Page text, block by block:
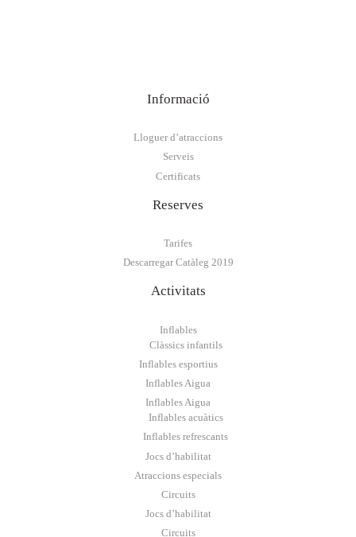
Informació
Lloguer d’atraccions
Serveis
Certificats
Reserves
Tarifes
Descarregar Catàleg 2019
Activitats
Inflables
Clàssics infantils
Inflables esportius
Inflables Aigua
Inflables Aigua
Inflables acuàtics
Inflables refrescants
Jocs d’habilitat
Atraccions especials
Circuits
Jocs d’habilitat
Circuits